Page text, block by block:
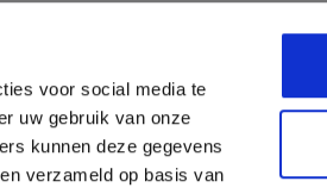
voor social media te
uw gebruik van onze
kunnen deze gegevens
verzameld op basis van